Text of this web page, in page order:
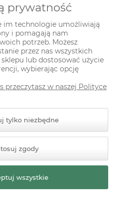
Sklep internetowy Shoper
prywatność
im technologie umożliwiają
i pomagają nam
potrzeb. Możesz
przez nas wszystkich
lub dostosować użycie
wybierając opcję
przeczytasz w naszej Polityce
tylko niezbędne
zgody
wszystkie